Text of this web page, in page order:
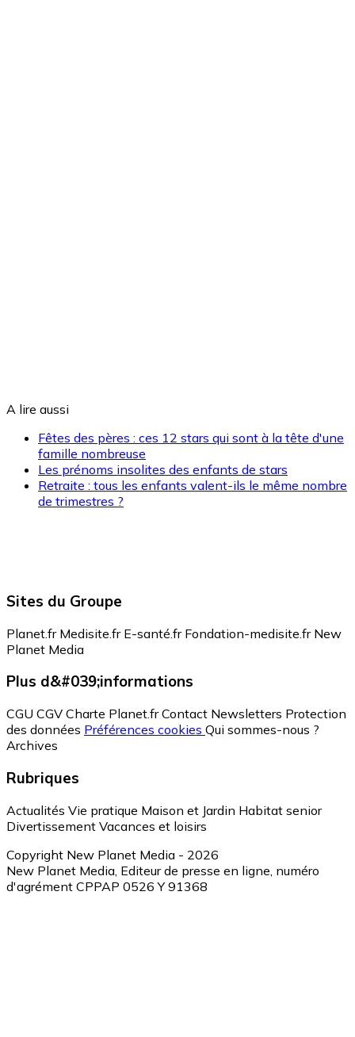
A lire aussi
Fêtes des pères : ces 12 stars qui sont à la tête d'une
famille nombreuse
Les prénoms insolites des enfants de stars
Retraite : tous les enfants valent-ils le même nombre
de trimestres ?
Sites du Groupe
Planet.fr Medisite.fr E-santé.fr Fondation-medisite.fr New
Planet Media
Plus d&#039;informations
CGU CGV Charte Planet.fr Contact Newsletters Protection
des données Préférences cookies Qui sommes-nous ?
Archives
Rubriques
Actualités Vie pratique Maison et Jardin Habitat senior
Divertissement Vacances et loisirs
Copyright New Planet Media - 2026
New Planet Media, Editeur de presse en ligne, numéro
d'agrément CPPAP 0526 Y 91368